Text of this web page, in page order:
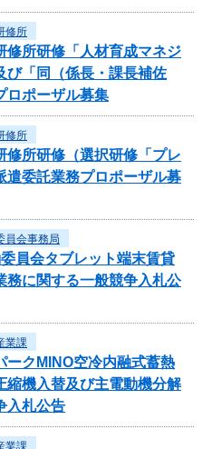
修所
修所研修「人材育成マネジ
び「同（係長・課長補佐
ロポーザル募集
修所
修所研修（選択研修「プレ
遣委託業務プロポーザル募
員会事務局
員会タブレット端末賃貸
務に関する一般競争入札公
業課
ークMINO空冷内融式蓄熱
縮機入替及び主電動機分解
入札公告
業課